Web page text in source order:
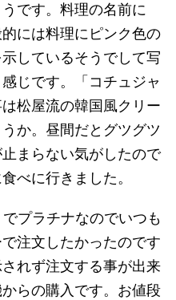
です。料理の名前に
には料理にピンク色の
しているそうでして写
じです。「コチュジャ
松屋流の韓国風クリー
か。昼間だとグツグツ
まらない気がしたので
べに行きました。
プラチナなのでいつも
注文したかったのです
れず注文する事が出来
らの購入です。お値段